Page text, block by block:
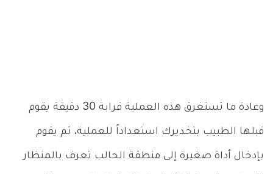
وعادة ما تستغرق هذه العملية قرابة 30 دقيقة يقوم
قبلها الطبيب بتخديرك استعداداً للعملية، ثم يقوم
بإدخال أداة صغيرة إلى منطقة الحالب تعرف بالمنظار